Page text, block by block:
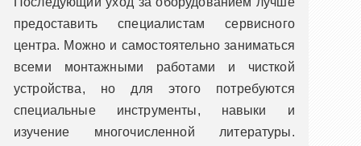
предоставить специалистам сервисного
центра. Можно и самостоятельно заниматься
всеми монтажными работами и чисткой
устройства, но для этого потребуются
специальные инструменты, навыки и
изучение многочисленной литературы.